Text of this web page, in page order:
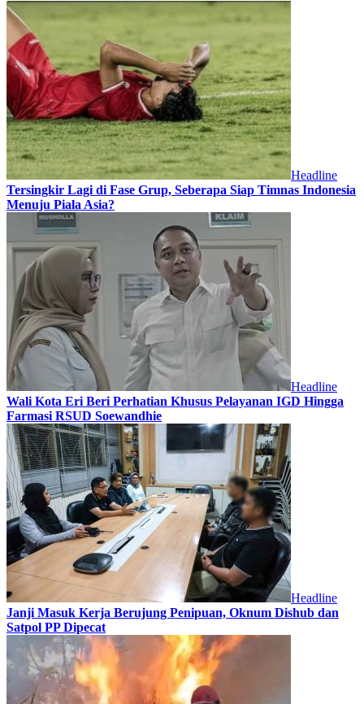
Headline
Tersingkir Lagi di Fase Grup, Seberapa Siap Timnas Indonesia
Menuju Piala Asia?
Headline
Wali Kota Eri Beri Perhatian Khusus Pelayanan IGD Hingga
Farmasi RSUD Soewandhie
Headline
Janji Masuk Kerja Berujung Penipuan, Oknum Dishub dan
Satpol PP Dipecat